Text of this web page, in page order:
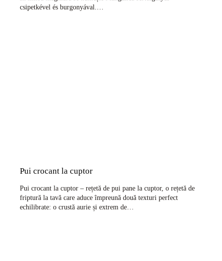
csipetkével és burgonyával.…
Pui crocant la cuptor
Pui crocant la cuptor – rețetă de pui pane la cuptor, o rețetă de
friptură la tavă care aduce împreună două texturi perfect
echilibrate: o crustă aurie și extrem de…